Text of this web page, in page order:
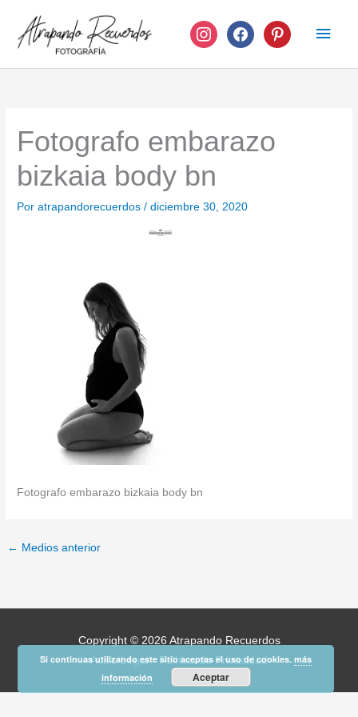
contenido
instagramfacebook pinterest
Fotografo embarazo
bizkaia body bn
Poratrapandorecuerdos/diciembre 30, 2020
Fotografo embarazo bizkaia body bn
← Medios anterior
Copyright © 2026 Atrapando Recuerdos
Aviso Legal- Política de Privacidad
Si continuas utilizando este sitio aceptas el uso de cookies.más
información
Aceptar